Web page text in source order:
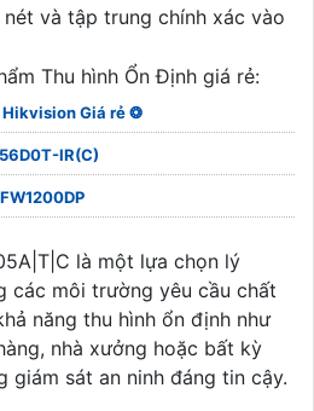
nét và tập trung chính xác vào
Thu hình Ổn Định giá rẻ:
Hikvision Giá rẻ ❂
IR(C)
là một lựa chọn lý
các môi trường yêu cầu chất
năng thu hình ổn định như
nhà xưởng hoặc bất kỳ
giám sát an ninh đáng tin cậy.